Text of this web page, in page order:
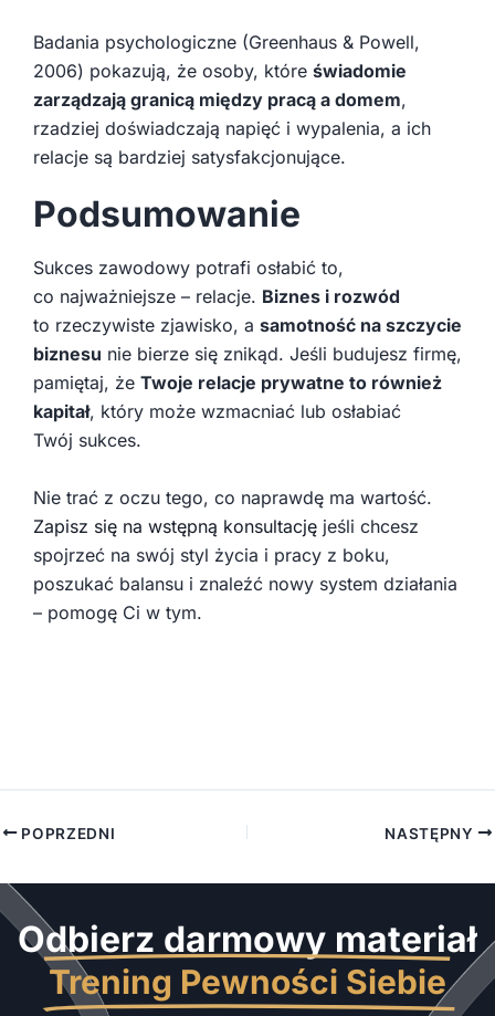
Badania psychologiczne (Greenhaus & Powell,
2006) pokazują, że osoby, które świadomie
zarządzają granicą między pracą a domem,
rzadziej doświadczają napięć i wypalenia, a ich
relacje są bardziej satysfakcjonujące.
Podsumowanie
Sukces zawodowy potrafi osłabić to,
co najważniejsze – relacje. Biznes i rozwód
to rzeczywiste zjawisko, a samotność na szczycie
biznesu nie bierze się znikąd. Jeśli budujesz firmę,
pamiętaj, że Twoje relacje prywatne to również
kapitał, który może wzmacniać lub osłabiać
Twój sukces.
Nie trać z oczu tego, co naprawdę ma wartość.
Zapisz się na wstępną konsultację jeśli chcesz
spojrzeć na swój styl życia i pracy z boku,
poszukać balansu i znaleźć nowy system działania
– pomogę Ci w tym.
POPRZEDNI NASTĘPNY
Odbierz darmowy materiał
Trening Pewności Siebie